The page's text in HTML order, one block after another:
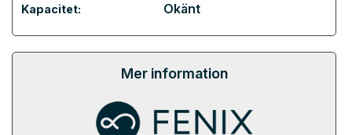
Kapacitet: Okänt
Mer information